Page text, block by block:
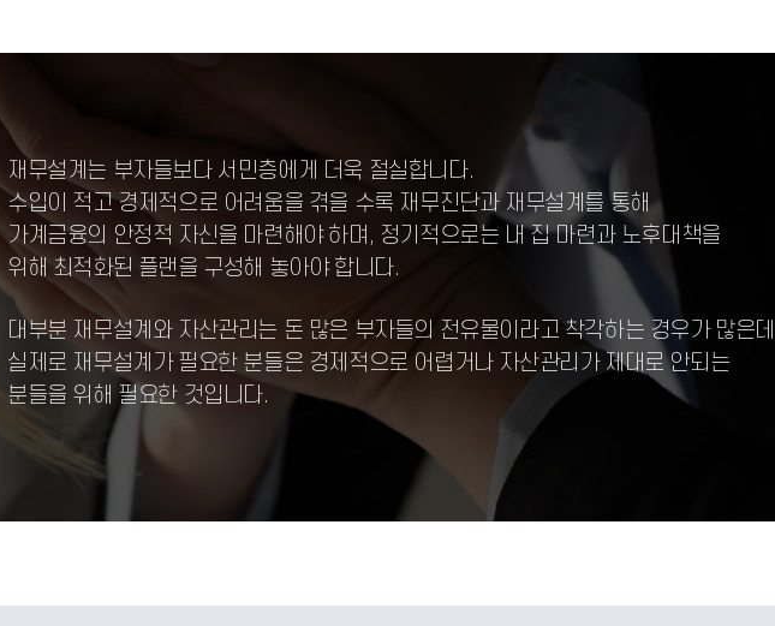
재무설계는 부자들보다 서민층에게 더욱 절실합니다.
수입이 적고 경제적으로 어려움을 겪을 수록 재무진단과 재무설계를 통해
가계금융의 안정적 자신을 마련해야 하며, 정기적으로는 내 집 마련과 노후대책을
위해 최적화된 플랜을 구성해 놓아야 합니다.
대부분 재무설계와 자산관리는 돈 많은 부자들의 전유물이라고 착각하는 경우가 많은데
실제로 재무설계가 필요한 분들은 경제적으로 어렵거나 자산관리가 제대로 안되는
분들을 위해 필요한 것입니다.